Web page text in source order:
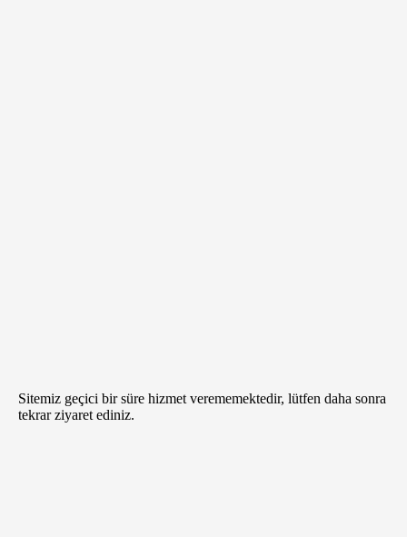
Sitemiz geçici bir süre hizmet verememektedir, lütfen daha sonra
tekrar ziyaret ediniz.